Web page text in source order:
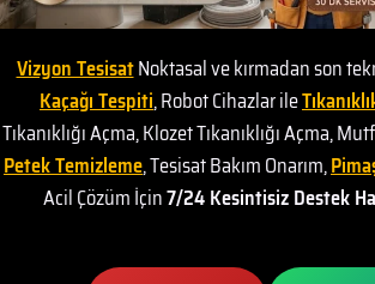
Vizyon TesisatNoktasal ve kırmadan son
Kaçağı Tespiti, Robot Cihazlar ile
Tıkanıklığı Açma, Klozet Tıkanıklığı Açma,
Petek Temizleme, Tesisat Bakım Onarım,
Acil Çözüm İçin7/24 Kesintisiz Destek